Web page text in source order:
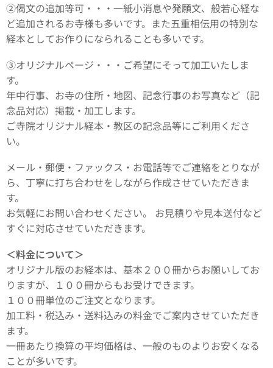
②偈文の追加等可・・・一紙小消息や発願文、般若心経な
ど追加されるお寺様も多いです。また五重相伝用の特別な
経本としてお作りになられることも多いです。
③オリジナルページ・・・ご希望にそって加工いたしま
す。
年中行事、お寺の住所・地図、記念行事のお写真など（記
念品対応）掲載・加工します。
ご寺院オリジナル経本・教区の記念品等にご利用くださ
い。
メール・郵便・ファックス・お電話等でご連絡をとりなが
ら、丁寧に打ち合わせをしながら作成させていただきま
す。
お気軽にお問い合わせください。 お見積りや見本送付など
すぐに対応させていただきます。
＜料金について＞
オリジナル版のお経本は、基本２００冊からお願いしてお
りますが、１００冊からもお受けできます。
１００冊単位のご注文となります。
加工料・税込み・送料込みの料金でご案内させていただき
ます。
一冊あたり換算の平均価格は、一般のものよりお安くなる
ことが多いです。